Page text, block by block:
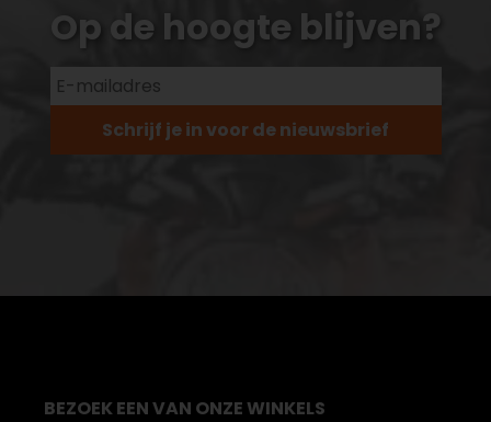
Op de hoogte blijven?
Schrijf je in voor de nieuwsbrief
BEZOEK EEN VAN ONZE WINKELS